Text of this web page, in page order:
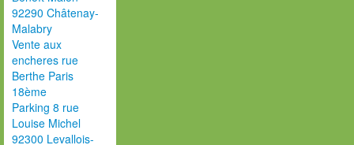
92290 Châtenay-
Malabry
Vente aux
encheres rue
Berthe Paris
18ème
Parking 8 rue
Louise Michel
92300 Levallois-